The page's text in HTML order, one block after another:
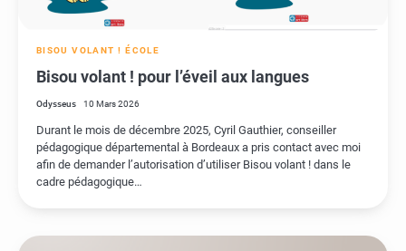
BISOU VOLANT ! ÉCOLE
Bisou volant ! pour l’éveil aux langues
Odysseus 10 Mars 2026
Durant le mois de décembre 2025, Cyril Gauthier, conseiller
pédagogique départemental à Bordeaux a pris contact avec moi
afin de demander l’autorisation d’utiliser Bisou volant ! dans le
cadre pédagogique…